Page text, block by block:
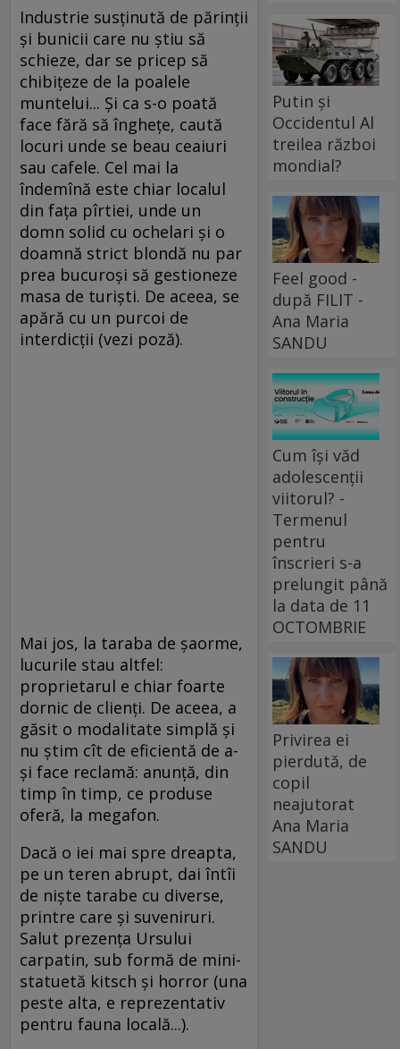
Industrie susținută de părinții
și bunicii care nu știu să
schieze, dar se pricep să
chibițeze de la poalele
muntelui... Și ca s-o poată
face fără să înghețe, caută
locuri unde se beau ceaiuri
sau cafele. Cel mai la
îndemînă este chiar localul
din fața pîrtiei, unde un
domn solid cu ochelari și o
doamnă strict blondă nu par
prea bucuroși să gestioneze
masa de turiști. De aceea, se
apără cu un purcoi de
interdicții (vezi poză).
Mai jos, la taraba de șaorme,
lucurile stau altfel:
proprietarul e chiar foarte
dornic de clienți. De aceea, a
găsit o modalitate simplă și
nu știm cît de eficientă de a-
și face reclamă: anunță, din
timp în timp, ce produse
oferă, la megafon.
Dacă o iei mai spre dreapta,
pe un teren abrupt, dai întîi
de niște tarabe cu diverse,
printre care și suveniruri.
Salut prezența Ursului
carpatin, sub formă de mini-
statuetă kitsch și horror (una
peste alta, e reprezentativ
pentru fauna locală...).
Putin și
Occidentul Al
treilea război
mondial?
Feel good -
după FILIT -
Ana Maria
SANDU
Cum își văd
adolescenții
viitorul? -
Termenul
pentru
înscrieri s-a
prelungit până
la data de 11
OCTOMBRIE
Privirea ei
pierdută, de
copil
neajutorat
Ana Maria
SANDU